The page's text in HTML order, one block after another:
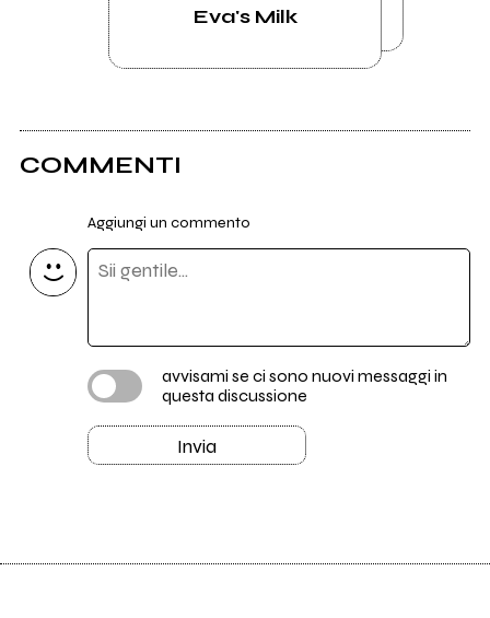
Eva's Milk
COMMENTI
Aggiungi un commento
avvisami se ci sono nuovi messaggi in
questa discussione
Invia